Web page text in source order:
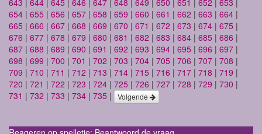
654 | 655 | 656 | 657 | 658 | 659 | 660 | 661 | 662 | 663 | 664 |
665 | 666 | 667 | 668 | 669 | 670 | 671 | 672 | 673 | 674 | 675 |
676 | 677 | 678 | 679 | 680 | 681 | 682 | 683 | 684 | 685 | 686 |
687 | 688 | 689 | 690 | 691 | 692 | 693 | 694 | 695 | 696 | 697 |
698 | 699 | 700 | 701 | 702 | 703 | 704 | 705 | 706 | 707 | 708 |
709 | 710 | 711 | 712 | 713 | 714 | 715 | 716 | 717 | 718 | 719 |
720 | 721 | 722 | 723 | 724 | 725 | 726 | 727 | 728 | 729 | 730 |
731 | 732 | 733 | 734 | 735 | Volgende